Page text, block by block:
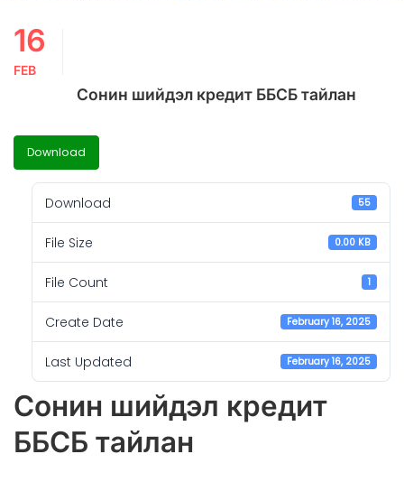
16
FEB
Сонин шийдэл кредит ББСБ тайлан
Download
Download 55
File Size 0.00 KB
File Count 1
Create Date February 16, 2025
Last Updated February 16, 2025
Сонин шийдэл кредит
ББСБ тайлан